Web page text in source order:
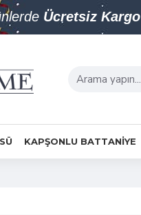
Ücretsiz Kargo
KAPŞONLU BATTANIYE